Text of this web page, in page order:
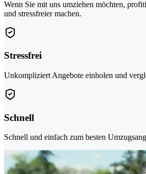
Wenn Sie mit uns umziehen möchten,
und stressfreier machen.
Stressfrei
Unkompliziert Angebote einholen und
Schnell
Schnell und einfach zum besten